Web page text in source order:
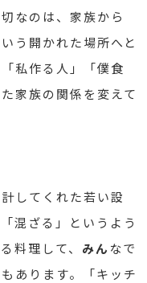
なのは、家族から
う開かれた場所へと
私作る人」「僕食
家族の関係を変えて
してくれた若い設
混ざる」というよう
料理して、 みん なで
あります。「キッチ